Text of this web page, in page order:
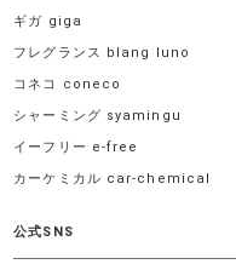
ギガ giga
フレグランス blang luno
コネコ coneco
シャーミング syamingu
イーフリー e-free
カーケミカル car-chemical
公式SNS